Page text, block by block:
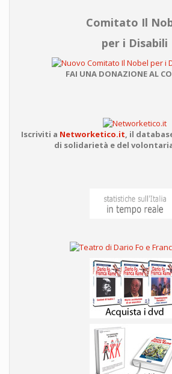
Comitato Il
per i Disabili
FAI UNA DONAZIONE AL
Iscriviti a Networketico.it, il
di solidarietà e del